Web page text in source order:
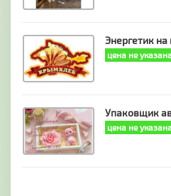
Энергетик
цена не
Упаковщик
цена не